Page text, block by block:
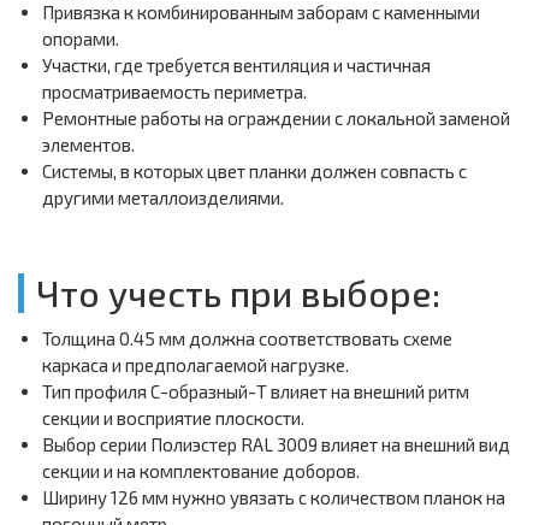
Привязка к комбинированным заборам с каменными
опорами.
Участки, где требуется вентиляция и частичная
просматриваемость периметра.
Ремонтные работы на ограждении с локальной заменой
элементов.
Системы, в которых цвет планки должен совпасть с
другими металлоизделиями.
Что учесть при выборе:
Толщина 0.45 мм должна соответствовать схеме
каркаса и предполагаемой нагрузке.
Тип профиля С-образный-Т влияет на внешний ритм
секции и восприятие плоскости.
Выбор серии Полиэстер RAL 3009 влияет на внешний вид
секции и на комплектование доборов.
Ширину 126 мм нужно увязать с количеством планок на